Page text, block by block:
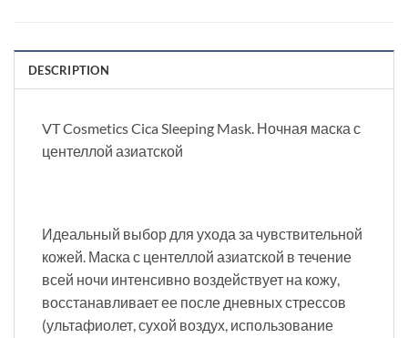
DESCRIPTION
VT Cosmetics Cica Sleeping Mask. Ночная маска с
центеллой азиатской
Идеальный выбор для ухода за чувствительной
кожей. Маска с центеллой азиатской в течение
всей ночи интенсивно воздействует на кожу,
восстанавливает ее после дневных стрессов
(ультафиолет, сухой воздух, использование